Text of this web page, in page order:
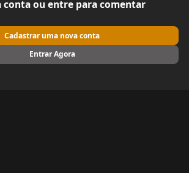
conta ou entre para comentar
Cadastrar uma nova conta
Entrar Agora